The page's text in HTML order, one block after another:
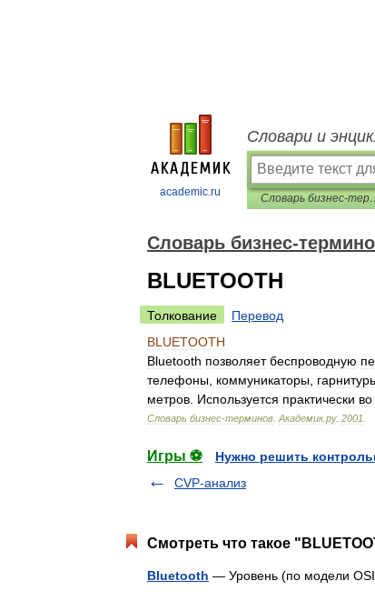
academic.ru
Словари и
Словарь
Словарь бизнес-
BLUETOOTH
Толкование
Перевод
BLUETOOTH
Bluetooth позволяет беспроводную
телефоны коммуникаторы
метров Используется практически во
Словарь бизнес-терминов Академик.ру. 2001
Игры ⚽
Нужно решить
CVP-анализ
Смотреть что такое
Bluetooth — Уровень (по модели